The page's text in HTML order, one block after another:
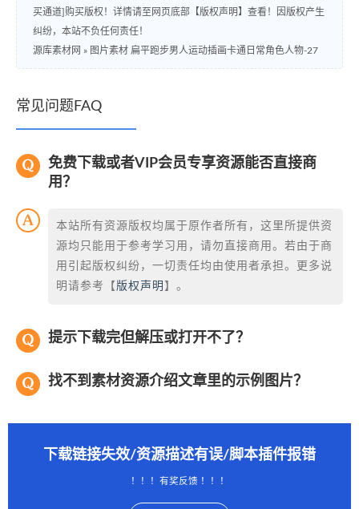
买通道]购买版权！详情请至网页底部【版权声明】查看！因版权产生
纠纷，本站不负任何责任！
源库素材网 » 图片素材 扁平跑步男人运动插画卡通日常角色人物-27
常见问题FAQ
免费下载或者VIP会员专享资源能否直接商
用？
本站所有资源版权均属于原作者所有，这里所提供资
源均只能用于参考学习用，请勿直接商用。若由于商
用引起版权纠纷，一切责任均由使用者承担。更多说
明请参考【 版权声明 】。
提示下载完但解压或打开不了？
找不到素材资源介绍文章里的示例图片？
下载链接失效/资源描述有误/脚本插件报错
！！！有奖反馈 ！！！